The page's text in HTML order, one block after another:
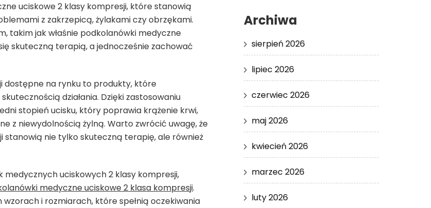
uciskowe 2 klasy kompresji, które stanowią
z zakrzepicą, żylakami czy obrzękami.
takim jak właśnie podkolanówki medyczne
skuteczną terapią, a jednocześnie zachować
dostępne na rynku to produkty, które
działania. Dzięki zastosowaniu
stopień ucisku, który poprawia krążenie krwi,
z niewydolnością żylną. Warto zwrócić uwagę, że
nie tylko skuteczną terapię, ale również
uciskowych 2 klasy kompresji,
medyczne uciskowe 2 klasa kompresji.
i rozmiarach, które spełnią oczekiwania
Archiwa
sierpień 2026
lipiec 2026
czerwiec 2026
maj 2026
kwiecień 2026
marzec 2026
luty 2026